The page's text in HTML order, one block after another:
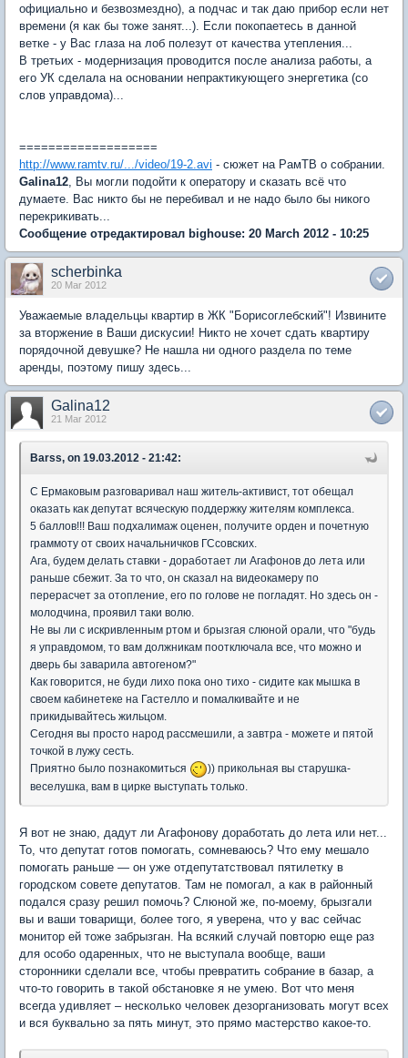
официально и безвозмездно), а подчас и так даю прибор если нет
времени (я как бы тоже занят...). Если покопаетесь в данной
ветке - у Вас глаза на лоб полезут от качества утепления...
В третьих - модернизация проводится после анализа работы, а
его УК сделала на основании непрактикующего энергетика (со
слов управдома)...
===================
http://www.ramtv.ru/.../video/19-2.avi - сюжет на РамТВ о собрании.
Galina12 , Вы могли подойти к оператору и сказать всё что
думаете. Вас никто бы не перебивал и не надо было бы никого
перекрикивать...
Сообщение отредактировал bighouse: 20 March 2012 - 10:25
scherbinka
20 Mar 2012
Уважаемые владельцы квартир в ЖК "Борисоглебский"! Извините
за вторжение в Ваши дискусии! Никто не хочет сдать квартиру
порядочной девушке? Не нашла ни одного раздела по теме
аренды, поэтому пишу здесь...
Galina12
21 Mar 2012
Barss, on 19.03.2012 - 21:42:
С Ермаковым разговаривал наш житель-активист, тот обещал
оказать как депутат всяческую поддержку жителям комплекса.
5 баллов!!! Ваш подхалимаж оценен, получите орден и почетную
граммоту от своих начальничков ГСсовских.
Ага, будем делать ставки - доработает ли Агафонов до лета или
раньше сбежит. За то что, он сказал на видеокамеру по
перерасчет за отопление, его по голове не погладят. Но здесь он -
молодчина, проявил таки волю.
Не вы ли с искривленным ртом и брызгая слюной орали, что "будь
я управдомом, то вам должникам поотключала все, что можно и
дверь бы заварила автогеном?"
Как говорится, не буди лихо пока оно тихо - сидите как мышка в
своем кабинетеке на Гастелло и помалкивайте и не
прикидывайтесь жильцом.
Сегодня вы просто народ рассмешили, а завтра - можете и пятой
точкой в лужу сесть.
Приятно было познакомиться
)) прикольная вы старушка-
веселушка, вам в цирке выступать только.
Я вот не знаю, дадут ли Агафонову доработать до лета или нет...
То, что депутат готов помогать, сомневаюсь? Что ему мешало
помогать раньше — он уже отдепутатствовал пятилетку в
городском совете депутатов. Там не помогал, а как в районный
подался сразу решил помочь? Слюной же, по-моему, брызгали
вы и ваши товарищи, более того, я уверена, что у вас сейчас
монитор ей тоже забрызган. На всякий случай повторю еще раз
для особо одаренных, что не выступала вообще, ваши
сторонники сделали все, чтобы превратить собрание в базар, а
что-то говорить в такой обстановке я не умею. Вот что меня
всегда удивляет – несколько человек дезорганизовать могут всех
и вся буквально за пять минут, это прямо мастерство какое-то.